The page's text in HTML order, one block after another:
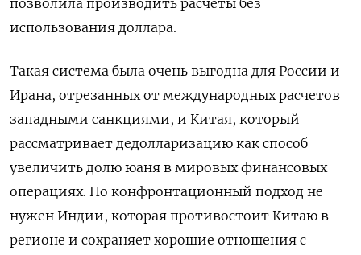
позволила производить расчеты без
использования доллара.
Такая система была очень выгодна для России и
Ирана, отрезанных от международных расчетов
западными санкциями, и Китая, который
рассматривает дедолларизацию как способ
увеличить долю юаня в мировых финансовых
операциях. Но конфронтационный подход не
нужен Индии, которая противостоит Китаю в
регионе и сохраняет хорошие отношения с